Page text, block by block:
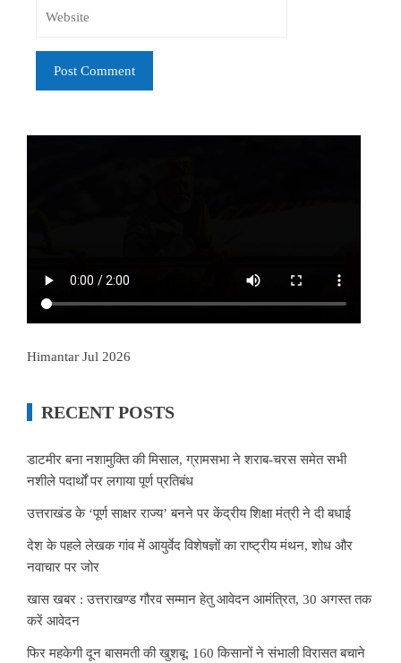
Himantar Jul 2026
RECENT POSTS
डाटमीर बना नशामुक्ति की मिसाल, ग्रामसभा ने शराब-चरस समेत सभी
नशीले पदार्थों पर लगाया पूर्ण प्रतिबंध
उत्तराखंड के ‘पूर्ण साक्षर राज्य’ बनने पर केंद्रीय शिक्षा मंत्री ने दी बधाई
देश के पहले लेखक गांव में आयुर्वेद विशेषज्ञों का राष्ट्रीय मंथन, शोध और
नवाचार पर जोर
खास खबर : उत्तराखण्ड गौरव सम्मान हेतु आवेदन आमंत्रित, 30 अगस्त तक
करें आवेदन
फिर महकेगी दून बासमती की खुशबू: 160 किसानों ने संभाली विरासत बचाने